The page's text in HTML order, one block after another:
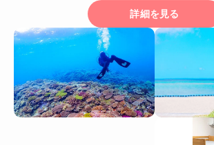
詳細を見る